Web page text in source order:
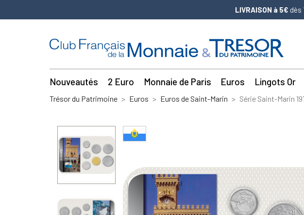
LIVRAISON à 5€ dès
Nouveautés 2 Euro Monnaie de Paris Euros Lingots Or
Trésor du Patrimoine Euros Euros de Saint-Marin Série Saint-Marin